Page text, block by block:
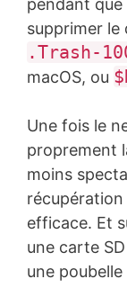
pendant
supprimer le
.Trash-
macOS, ou
Une fois le
proprement
moins
récupération
efficace. Et
une carte
une